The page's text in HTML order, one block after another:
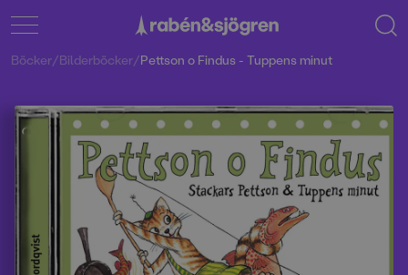
Böcker/Bilderböcker/Pettson o Findus - Tuppens minut